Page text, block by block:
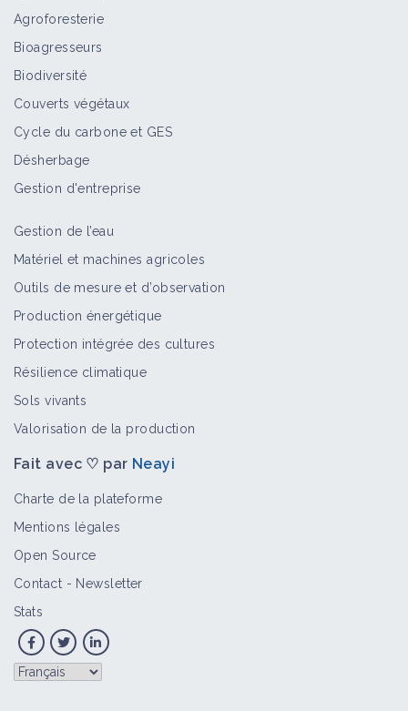
Agroforesterie
Bioagresseurs
Biodiversité
Couverts végétaux
Cycle du carbone et GES
Désherbage
Gestion d'entreprise
Gestion de l’eau
Matériel et machines agricoles
Outils de mesure et d’observation
Production énergétique
Protection intégrée des cultures
Résilience climatique
Sols vivants
Valorisation de la production
Fait avec ♡ par Neayi
Charte de la plateforme
Mentions légales
Open Source
Contact - Newsletter
Stats